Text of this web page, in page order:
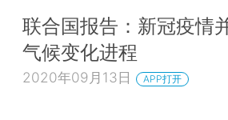
联合国报告：新冠疫情
气候变化进程
2020年09月13日 APP打开